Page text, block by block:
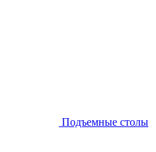
Подъемные столы